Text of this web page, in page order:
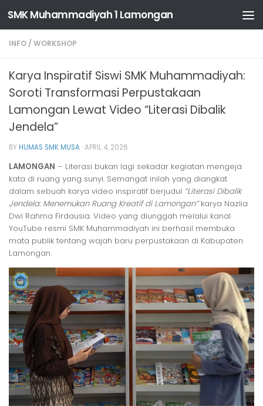
Skip to content
SMK Muhammadiyah 1 Lamongan
INFO / WORKSHOP
Karya Inspiratif Siswi SMK Muhammadiyah:
Soroti Transformasi Perpustakaan
Lamongan Lewat Video “Literasi Dibalik
Jendela”
BYHUMAS SMK MUSA ·APRIL 4, 2026
LAMONGAN – Literasi bukan lagi sekadar kegiatan mengeja
kata di ruang yang sunyi. Semangat inilah yang diangkat
dalam sebuah karya video inspiratif berjudul “Literasi Dibalik
Jendela: Menemukan Ruang Kreatif di Lamongan”karya Nazlia
Dwi Rahma Firdausia. Video yang diunggah melalui kanal
YouTube resmi SMK Muhammadiyah ini berhasil membuka
mata publik tentang wajah baru perpustakaan di Kabupaten
Lamongan.